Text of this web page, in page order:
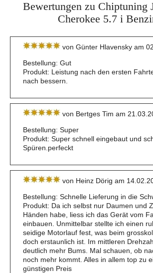
Bewertungen zu Chiptuning
Cherokee 5.7 i
von Günter Hlavensky am
Bestellung: Gut
Produkt: Leistung nach den ersten
nach bessern.
von Bertges Tim am
Bestellung: Super
Produkt: Super schnell eingebaut und
Spüren.perfeckt
von Heinz Dörig am
Bestellung: Schnelle Lieferung in die
Produkt: Da ich selbst nur Daumen und
Händen habe, liess ich das Gerät vom
einbauen. Unmittelbar stellte ich einen
seidige Motorlauf fest, was beim
doch erstaunlich ist. Im mittleren
deutlich mehr Bums. Mal schauen, ob
noch mehr kommt. Alles in allem top zu
günstigen Preis